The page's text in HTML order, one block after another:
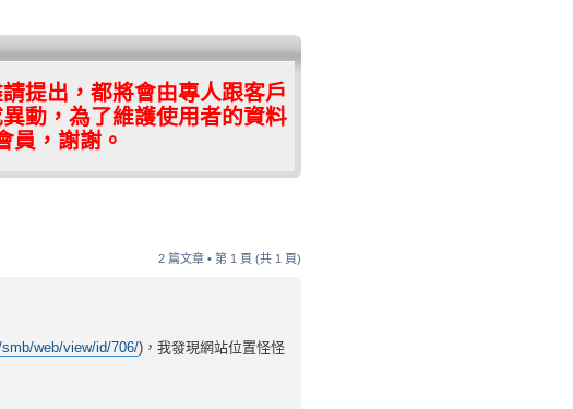
提出，都將會由專人跟客戶
動，為了維護使用者的資料
員，謝謝。
2 篇文章 • 第 1 頁 (共 1 頁)
web/view/id/706/)，我發現網站位置怪怪